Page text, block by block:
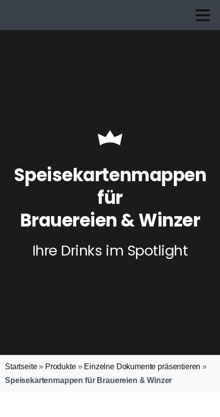
Speisekartenmappen
für
Brauereien & Winzer
Ihre Drinks im Spotlight
Startseite» Produkte» Einzelne Dokumente präsentieren »
Speisekartenmappen für Brauereien & Winzer